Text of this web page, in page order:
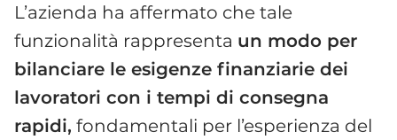
L’azienda ha affermato che tale
funzionalità rappresenta un modo per
bilanciare le esigenze finanziarie dei
lavoratori con i tempi di consegna
rapidi, fondamentali per l’esperienza del